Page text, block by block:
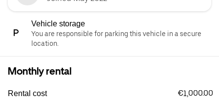
Vehicle storage
You are responsible for parking this vehicle in a secure
location.
Monthly rental
Rental cost €1,000.00